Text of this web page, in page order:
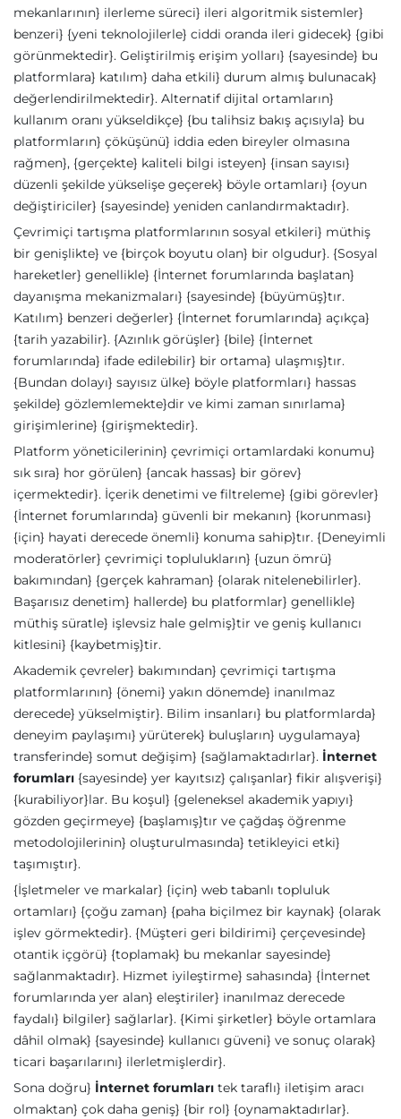
mekanlarının} ilerleme süreci} ileri algoritmik sistemler}
benzeri} {yeni teknolojilerle} ciddi oranda ileri gidecek} {gibi
görünmektedir}. Geliştirilmiş erişim yolları} {sayesinde} bu
platformlara} katılım} daha etkili} durum almış bulunacak}
değerlendirilmektedir}. Alternatif dijital ortamların}
kullanım oranı yükseldikçe} {bu talihsiz bakış açısıyla} bu
platformların} çöküşünü} iddia eden bireyler olmasına
rağmen}, {gerçekte} kaliteli bilgi isteyen} {insan sayısı}
düzenli şekilde yükselişe geçerek} böyle ortamları} {oyun
değiştiriciler} {sayesinde} yeniden canlandırmaktadır}.
Çevrimiçi tartışma platformlarının sosyal etkileri} müthiş
bir genişlikte} ve {birçok boyutu olan} bir olgudur}. {Sosyal
hareketler} genellikle} {İnternet forumlarında başlatan}
dayanışma mekanizmaları} {sayesinde} {büyümüş}tır.
Katılım} benzeri değerler} {İnternet forumlarında} açıkça}
{tarih yazabilir}. {Azınlık görüşler} {bile} {İnternet
forumlarında} ifade edilebilir} bir ortama} ulaşmış}tır.
{Bundan dolayı} sayısız ülke} böyle platformları} hassas
şekilde} gözlemlemekte}dir ve kimi zaman sınırlama}
girişimlerine} {girişmektedir}.
Platform yöneticilerinin} çevrimiçi ortamlardaki konumu}
sık sıra} hor görülen} {ancak hassas} bir görev}
içermektedir}. İçerik denetimi ve filtreleme} {gibi görevler}
{İnternet forumlarında} güvenli bir mekanın} {korunması}
{için} hayati derecede önemli} konuma sahip}tır. {Deneyimli
moderatörler} çevrimiçi toplulukların} {uzun ömrü}
bakımından} {gerçek kahraman} {olarak nitelenebilirler}.
Başarısız denetim} hallerde} bu platformlar} genellikle}
müthiş süratle} işlevsiz hale gelmiş}tir ve geniş kullanıcı
kitlesini} {kaybetmiş}tir.
Akademik çevreler} bakımından} çevrimiçi tartışma
platformlarının} {önemi} yakın dönemde} inanılmaz
derecede} yükselmiştir}. Bilim insanları} bu platformlarda}
deneyim paylaşımı} yürüterek} buluşların} uygulamaya}
transferinde} somut değişim} {sağlamaktadırlar}. İnternet
forumları {sayesinde} yer kayıtsız} çalışanlar} fikir alışverişi}
{kurabiliyor}lar. Bu koşul} {geleneksel akademik yapıyı}
gözden geçirmeye} {başlamış}tır ve çağdaş öğrenme
metodolojilerinin} oluşturulmasında} tetikleyici etki}
taşımıştır}.
{İşletmeler ve markalar} {için} web tabanlı topluluk
ortamları} {çoğu zaman} {paha biçilmez bir kaynak} {olarak
işlev görmektedir}. {Müşteri geri bildirimi} çerçevesinde}
otantik içgörü} {toplamak} bu mekanlar sayesinde}
sağlanmaktadır}. Hizmet iyileştirme} sahasında} {İnternet
forumlarında yer alan} eleştiriler} inanılmaz derecede
faydalı} bilgiler} sağlarlar}. {Kimi şirketler} böyle ortamlara
dâhil olmak} {sayesinde} kullanıcı güveni} ve sonuç olarak}
ticari başarılarını} ilerletmişlerdir}.
Sona doğru} İnternet forumları tek taraflı} iletişim aracı
olmaktan} çok daha geniş} {bir rol} {oynamaktadırlar}.